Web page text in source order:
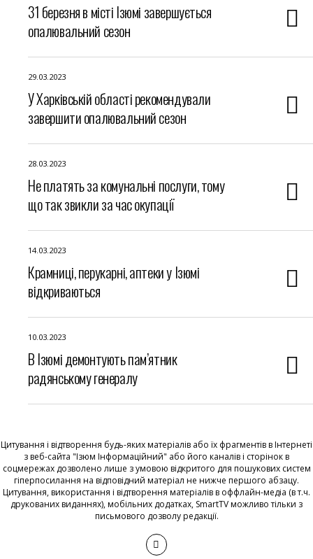
31 березня в місті Ізюмі завершується
опалювальний сезон
29.03.2023
У Харківській області рекомендували
завершити опалювальний сезон
28.03.2023
Не платять за комунальні послуги, тому
що так звикли за час окупації
14.03.2023
Крамниці, перукарні, аптеки у Ізюмі
відкриваються
10.03.2023
В Ізюмі демонтують пам’ятник
радянському генералу
Цитування і відтворення будь-яких матеріалів або їх фрагментів в Інтернеті
з веб-сайта "Ізюм Інформаційний" або його каналів і сторінок в
соцмережах дозволено лише з умовою відкритого для пошукових систем
гіперпосилання на відповідний матеріал не нижче першого абзацу.
Цитування, використання і відтворення матеріалів в оффлайн-медіа (в т.ч.
друкованих виданнях), мобільних додатках, SmartTV можливо тільки з
письмового дозволу редакції.